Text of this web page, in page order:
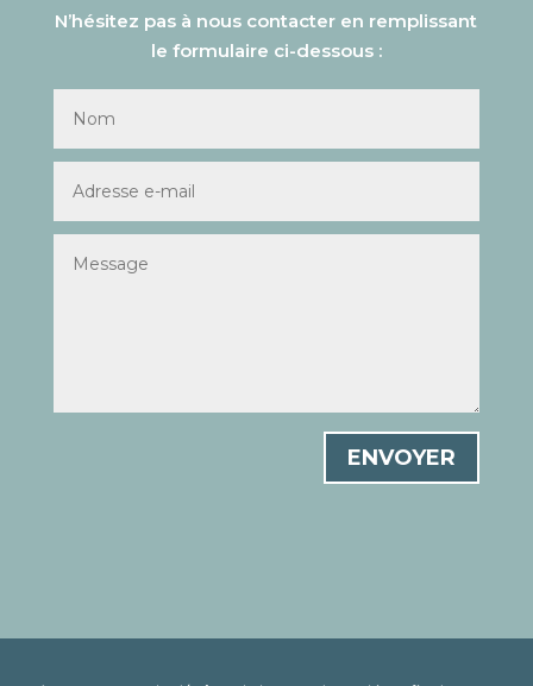
N’hésitez pas à nous contacter en remplissant
le formulaire ci-dessous :
ENVOYER